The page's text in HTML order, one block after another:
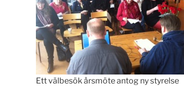
Ett välbesök årsmöte antog ny styrelse